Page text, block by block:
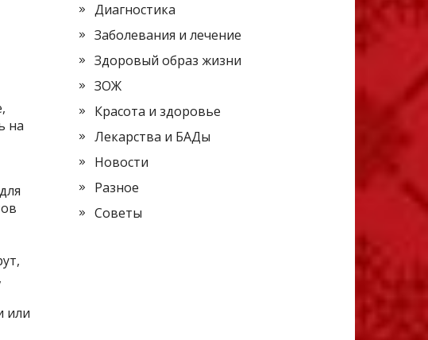
на
или
Диагностика
Заболевания и лечение
Здоровый образ жизни
ЗОЖ
Красота и здоровье
Лекарства и БАДы
Новости
Разное
Советы